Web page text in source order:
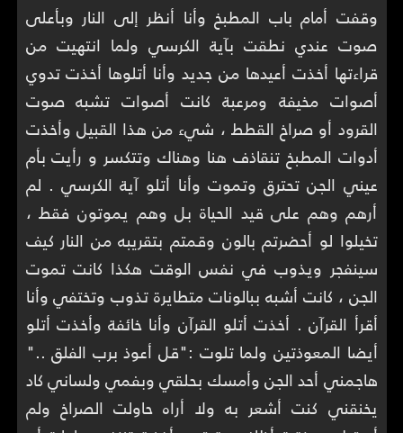
وقفت أمام باب المطبخ وأنا أنظر إلى النار وبأعلى
صوت عندي نطقت بآية الكرسي ولما انتهيت من
قراءتها أخذت أعيدها من جديد وأنا أتلوها أخذت تدوي
أصوات مخيفة ومرعبة كانت أصوات تشبه صوت
القرود أو صراخ القطط ، شيء من هذا القبيل وأخذت
أدوات المطبخ تنقاذف هنا وهناك وتتكسر و رأيت بأم
عيني الجن تحترق وتموت وأنا أتلو آية الكرسي . لم
أرهم وهم على قيد الحياة بل وهم يموتون فقط ،
تخيلوا لو أحضرتم بالون وقمتم بتقريبه من النار كيف
سينفجر ويذوب في نفس الوقت هكذا كانت تموت
الجن ، كانت أشبه ببالونات متطايرة تذوب وتختفي وأنا
أقرأ القرآن . أخذت أتلو القرآن وأنا خائفة وأخذت أتلو
أيضا المعوذتين ولما تلوت :"قل أعوذ برب الفلق .."
هاجمني أحد الجن وأمسك بحلقي وبفمي ولساني كاد
يخنقني كنت أشعر به ولا أراه حاولت الصراخ ولم